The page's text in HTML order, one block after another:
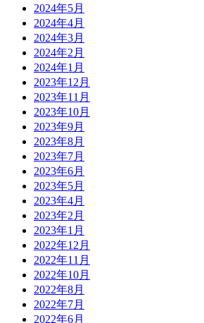
2024年5月
2024年4月
2024年3月
2024年2月
2024年1月
2023年12月
2023年11月
2023年10月
2023年9月
2023年8月
2023年7月
2023年6月
2023年5月
2023年4月
2023年2月
2023年1月
2022年12月
2022年11月
2022年10月
2022年8月
2022年7月
2022年6月